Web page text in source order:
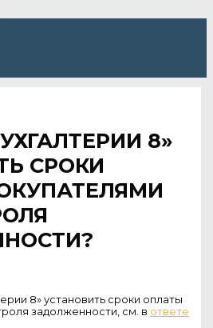
8»
СРОКИ
8» установить сроки оплаты
задолженности, см. в ответе